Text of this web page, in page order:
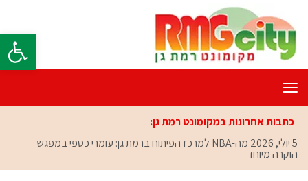
פתח
תפריט
כתבות אחרונות במקומונט רמת גן:
5 יולי, 2026
מה-NBA למרכז הפיתוח ברמת גן: עומרי כספי במפגש
הוקרה מיוחד